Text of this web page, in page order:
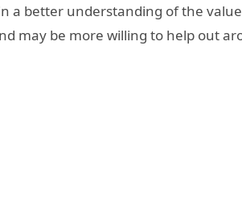
a better understanding of the
may be more willing to help out